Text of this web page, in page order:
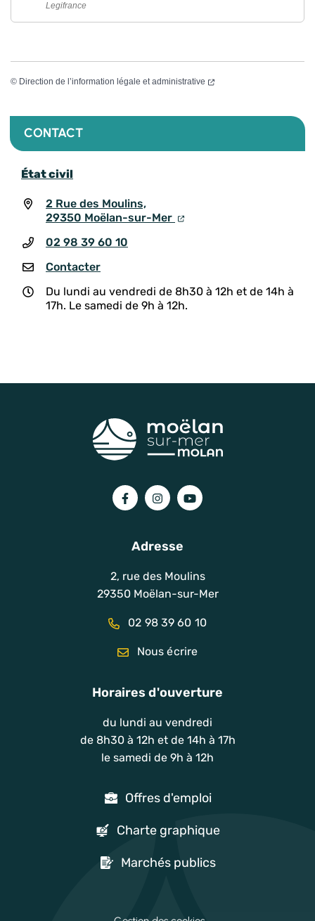
Legifrance
© Direction de l’information légale et administrative
CONTACT
État civil
2 Rue des Moulins,
29350 Moëlan-sur-Mer
02 98 39 60 10
Contacter
Du lundi au vendredi de 8h30 à 12h et de 14h à
17h. Le samedi de 9h à 12h.
Lien vers le compte Facebook
Lien vers le compte Instagram
Lien vers la chaîne
Adresse
2, rue des Moulins
29350 Moëlan-sur-Mer
02 98 39 60 10
Nous écrire
Horaires d'ouverture
du lundi au vendredi
de 8h30 à 12h et de 14h à 17h
le samedi de 9h à 12h
Offres d'emploi
Charte graphique
Marchés publics